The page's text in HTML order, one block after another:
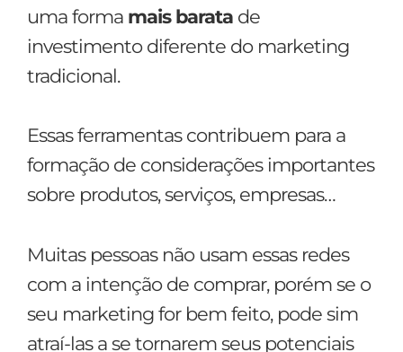
uma forma mais barata de
investimento diferente do marketing
tradicional.
Essas ferramentas contribuem para a
formação de considerações importantes
sobre produtos, serviços, empresas…
Muitas pessoas não usam essas redes
com a intenção de comprar, porém se o
seu marketing for bem feito, pode sim
atraí-las a se tornarem seus potenciais